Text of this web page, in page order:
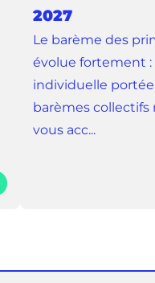
2027
Le barème des
évolue fortement :
individuelle
barèmes collectifs
vous acc...